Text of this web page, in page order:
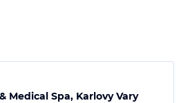
Medical Spa, Karlovy Vary